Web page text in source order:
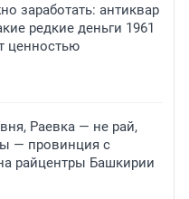
заработать: антиквар
редкие деньги 1961
ценностью
Раевка — не рай,
— провинция с
райцентры Башкирии